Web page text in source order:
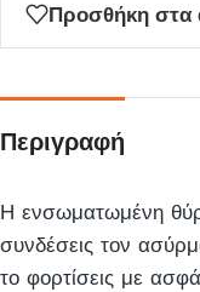
Προσθήκη στα
Περιγραφή
Η ενσωματωμένη
συνδέσεις τον
το φορτίσεις με